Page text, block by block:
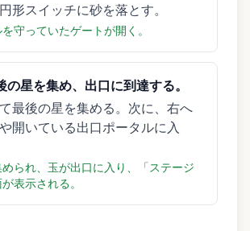
形スイッチに砂を落とす。
守っていたゲートが開く。
の星を集め、出口に到達する。
最後の星を集める。次に、右へ
開いている出口ポータルに入
られ、玉が出口に入り、「ステージ
表示される。